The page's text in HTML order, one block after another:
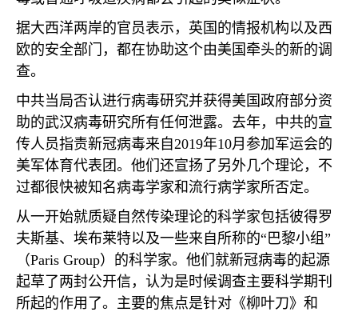
据大西洋两岸的官员表示，英国的情报机构以及西
欧的安全部门，都在协助这个由美国牵头的新的调
查。
中共当局否认进行病毒研究并获得美国政府部分资
助的武汉病毒研究所有任何泄露。去年，中共的宣
传人员指责新冠病毒来自 2019年10月参加军运会的
美军体育代表团。他们还宣扬了另外几个理论，不
过都很快被知名病毒学家和流行病学家所否定。
从一开始就质疑自然传染理论的科学家包括彼得罗
夫斯基、埃布莱特以及一些来自所称的“巴黎小组”
（Paris Group）的科学家。他们就新冠病毒的起源
起草了两封公开信，认为是时候调查主要科学期刊
所起的作用了。主要的焦点是针对《柳叶刀》和